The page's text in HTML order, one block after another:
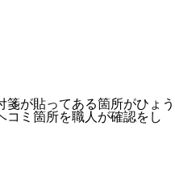
が貼ってある箇所がひょう
コミ箇所を職人が確認をし